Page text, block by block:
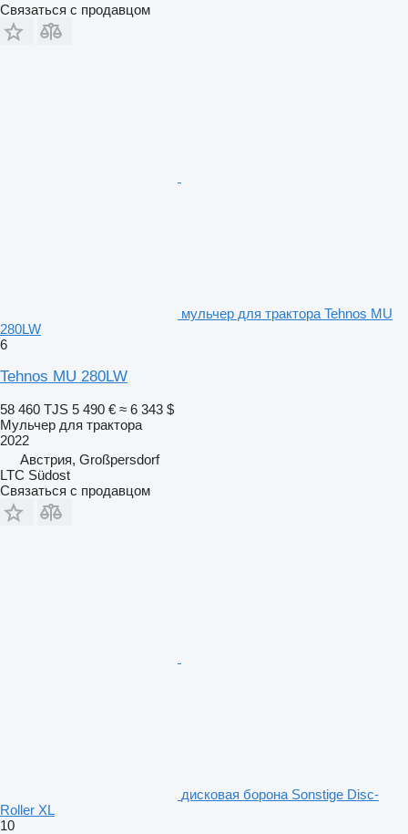
Связаться с продавцом
мульчер для трактора Tehnos MU
280LW
6
Tehnos MU 280LW
58 460 TJS 5 490 € ≈ 6 343 $
Мульчер для трактора
2022
Австрия, Großpersdorf
LTC Südost
Связаться с продавцом
дисковая борона Sonstige Disc-
Roller XL
10